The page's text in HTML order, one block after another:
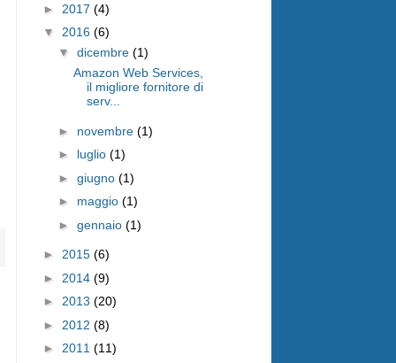
► 2017 (4)
▼ 2016 (6)
▼ dicembre (1)
Amazon Web Services,
il migliore fornitore di
serv...
► novembre (1)
► luglio (1)
► giugno (1)
► maggio (1)
► gennaio (1)
► 2015 (6)
► 2014 (9)
► 2013 (20)
► 2012 (8)
► 2011 (11)